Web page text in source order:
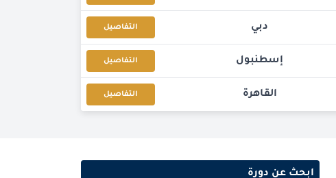
دبي التفاصيل
إسطنبول التفاصيل
القاهرة التفاصيل
امستردام التفاصيل
ابحث عن دورة